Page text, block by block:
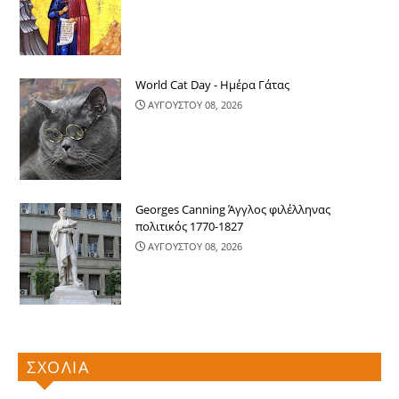
World Cat Day - Ημέρα Γάτας
ΑΥΓΟΥΣΤΟΥ 08, 2026
Georges Canning Άγγλος φιλέλληνας
πολιτικός 1770-1827
ΑΥΓΟΥΣΤΟΥ 08, 2026
ΣΧΟΛΙΑ